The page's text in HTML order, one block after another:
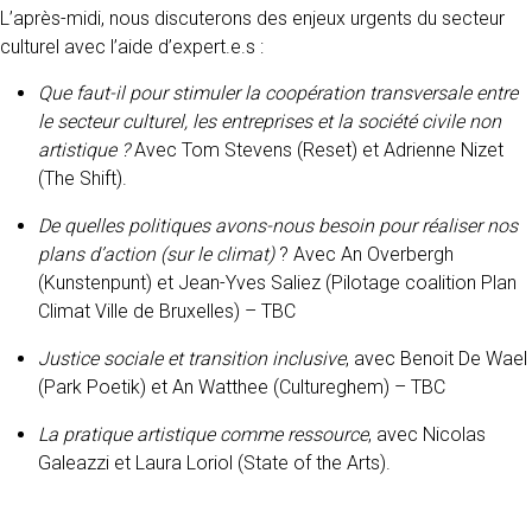
L’après-midi, nous discuterons des enjeux urgents du secteur
culturel avec l’aide d’expert.e.s :
Que faut-il pour stimuler la coopération transversale entre
le secteur culturel, les entreprises et la société civile non
artistique ?Avec Tom Stevens (Reset) et Adrienne Nizet
(The Shift).
De quelles politiques avons-nous besoin pour réaliser nos
plans d’action (sur le climat)? Avec An Overbergh
(Kunstenpunt) et Jean-Yves Saliez (Pilotage coalition Plan
Climat Ville de Bruxelles) – TBC
Justice sociale et transition inclusive, avec Benoit De Wael
(Park Poetik) et An Watthee (Cultureghem) – TBC
La pratique artistique comme ressource, avec Nicolas
Galeazzi et Laura Loriol (State of the Arts).